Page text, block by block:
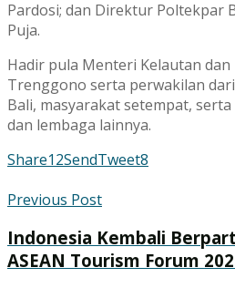
Pardosi; dan Direktur Poltekpar
Puja.
Hadir pula Menteri Kelautan dan
Trenggono serta perwakilan
Bali, masyarakat setempat,
dan lembaga lainnya.
Share12SendTweet8
Previous Post
Indonesia Kembali
ASEAN Tourism Forum